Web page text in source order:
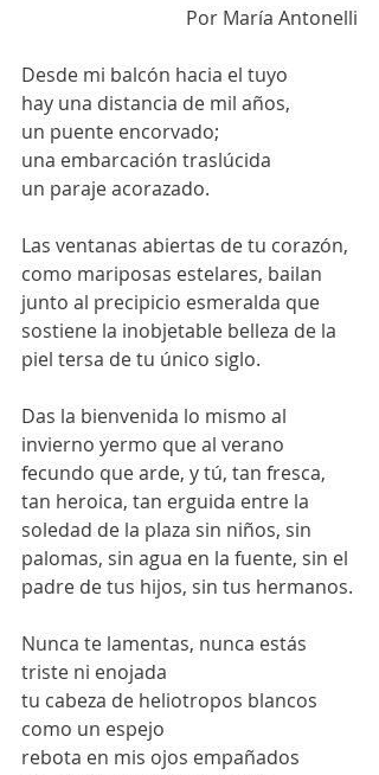
Por María Antonelli
Desde mi balcón hacia el tuyo
hay una distancia de mil años,
un puente encorvado;
una embarcación traslúcida
un paraje acorazado.
Las ventanas abiertas de tu corazón,
como mariposas estelares, bailan
junto al precipicio esmeralda que
sostiene la inobjetable belleza de la
piel tersa de tu único siglo.
Das la bienvenida lo mismo al
invierno yermo que al verano
fecundo que arde, y tú, tan fresca,
tan heroica, tan erguida entre la
soledad de la plaza sin niños, sin
palomas, sin agua en la fuente, sin el
padre de tus hijos, sin tus hermanos.
Nunca te lamentas, nunca estás
triste ni enojada
tu cabeza de heliotropos blancos
como un espejo
rebota en mis ojos empañados